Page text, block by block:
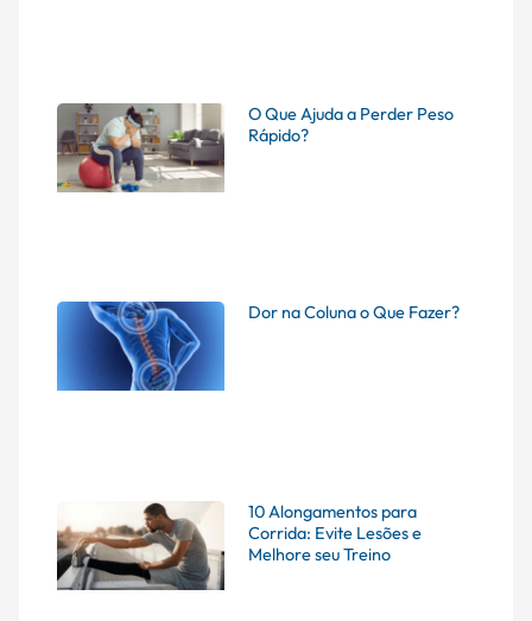
O Que Ajuda a Perder Peso
Rápido?
Dor na Coluna o Que Fazer?
10 Alongamentos para
Corrida: Evite Lesões e
Melhore seu Treino